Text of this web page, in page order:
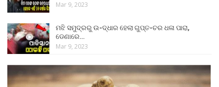
Mar 9, 2023
ମଝି ସମୁଦ୍ରରୁ ଉ-ଦ୍ଧାର ହେଲା ଗୁପ୍ତ-ଚର ଧଳା ପାରା,
ଡେଣାରେ…
Mar 9, 2023